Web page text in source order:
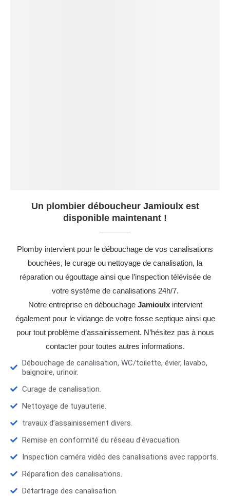
Un plombier déboucheur Jamioulx est
disponible maintenant !
Plomby intervient pour le débouchage de vos canalisations
bouchées, le curage ou nettoyage de canalisation, la
réparation ou égouttage ainsi que l’inspection télévisée de
votre système de canalisations 24h/7.
Notre entreprise en débouchage Jamioulxintervient
également pour le vidange de votre fosse septique ainsi que
pour tout problème d’assainissement. N’hésitez pas à nous
contacter pour toutes autres informations.
Débouchage de canalisation, WC/toilette, évier, lavabo,
baignoire, urinoir.
Curage de canalisation.
Nettoyage de tuyauterie.
travaux d’assainissement divers.
Remise en conformité du réseau d'évacuation.
Inspection caméra vidéo des canalisations avec rapports.
Réparation des canalisations.
Détartrage des canalisation.